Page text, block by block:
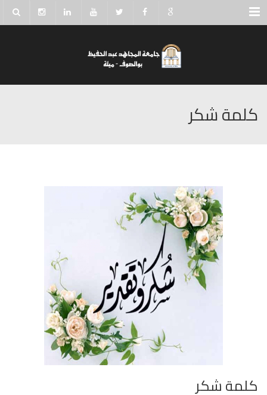
Menu
كلمة شكر
كلمة شكر